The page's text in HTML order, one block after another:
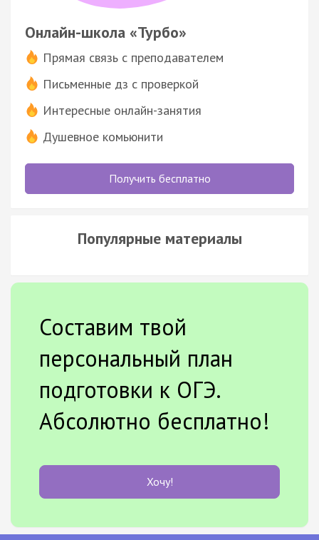
Онлайн-школа «Турбо»
Прямая связь с преподавателем
Письменные дз с проверкой
Интересные онлайн-занятия
Душевное комьюнити
Получить бесплатно
Популярные материалы
Составим твой
персональный план
подготовки к ОГЭ.
Абсолютно бесплатно!
Хочу!